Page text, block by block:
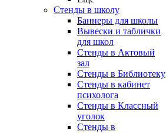
Стенды в школу
Баннеры для школы
Вывески и таблички
для школ
Стенды в Актовый
зал
Стенды в Библиотеку
Стенды в кабинет
психолога
Стенды в Классный
уголок
Стенды в